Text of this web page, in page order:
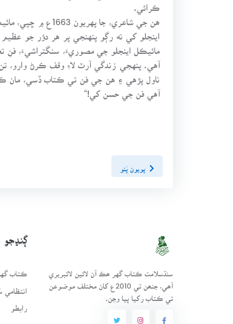
ڪرائي.
هن جي شاعري،
اينجلو کي نه رڳو پنهنجي پر هر دؤر جو
مائيڪل اينجلو جي مصوريءَ، سنگتراشيءَ،
آهي. پنهجي زندگي آرٽ لاءِ وقف ڪرڻ وارو،
ناول پڙهي ۽ هن جي فن تي ڪتاب ڏسي، مان
آهي فن جي حسن کي!“
پويون پَنو
سنڌسلامت ڪتاب گهر ھڪ آن لائين لائبريري
آھي، جنھن تي 2010ع کان مختلف موضوعن
تي ڪتاب رکيا پيا وڃن.
ڳنڍجو
ڪتاب
انتظامي
رابطو